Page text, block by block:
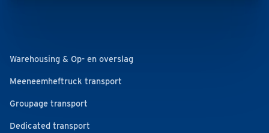
Warehousing & Op- en overslag
Meeneemheftruck transport
Groupage transport
Dedicated transport